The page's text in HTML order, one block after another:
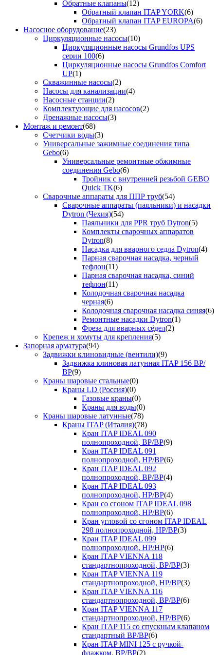
Обратные клапаны(12)
Обратный клапан ITAP YORK(6)
Обратный клапан ITAP EUROPA(6)
Насосное оборудование(23)
Циркуляционные насосы(10)
Циркуляционные насосы Grundfos UPS
серии 100(6)
Циркуляционные насосы Grundfos Comfort
UP(1)
Скважинные насосы(2)
Насосы для канализации(4)
Насосные станции(2)
Комплектующие для насосов(2)
Дренажные насосы(3)
Монтаж и ремонт(68)
Счетчики воды(3)
Универсальные зажимные соединения типа
Gebo(6)
Универсальные ремонтные обжимные
соединения Gebo(6)
Тройник с внутренней резьбой GEBO
Quick TK(6)
Сварочные аппараты для ППР труб(54)
Сварочные аппараты (паяльники) и насадки
Dytron (Чехия)(54)
Паяльники для PPR труб Dytron(5)
Комплекты сварочных аппаратов
Dytron(8)
Насадка для вварного седла Dytron(4)
Парная сварочная насадка, черный
тефлон(11)
Парная сварочная насадка, синий
тефлон(11)
Колодочная сварочная насадка
черная(6)
Колодочная сварочная насадка синяя(6)
Ремонтные насадки Dytron(1)
Фреза для вварных сёдел(2)
Крепеж и хомуты для крепления(5)
Запорная арматура(94)
Задвижки клиновидные (вентили)(9)
Задвижка клиновая латунная ITAP 156 ВР/
ВР(9)
Краны шаровые стальные(0)
Краны LD (Россия)(0)
Газовые краны(0)
Краны для воды(0)
Краны шаровые латунные(78)
Краны ITAP (Италия)(78)
Кран ITAP IDEAL 090
полнопроходной, ВР/ВР(9)
Кран ITAP IDEAL 091
полнопроходной, НР/ВР(6)
Кран ITAP IDEAL 092
полнопроходной, ВР/ВР(4)
Кран ITAP IDEAL 093
полнопроходной, НР/ВР(4)
Кран со сгоном ITAP IDEAL 098
полнопроходной, НР/ВР(6)
Кран угловой со сгоном ITAP IDEAL
298 полнопроходной, НР/ВР(3)
Кран ITAP IDEAL 099
полнопроходной, НР/НР(6)
Кран ITAP VIENNA 118
стандартнопроходной, ВР/ВР(3)
Кран ITAP VIENNA 119
стандартнопроходной, НР/ВР(3)
Кран ITAP VIENNA 116
стандартнопроходной, ВР/ВР(6)
Кран ITAP VIENNA 117
стандартнопроходной, НР/ВР(6)
Кран ITAP 115 со спускным клапаном
стандартный ВР/ВР(6)
Кран ITAP MINI 125 с ручкой-
флажком, ВР/ВР(2)